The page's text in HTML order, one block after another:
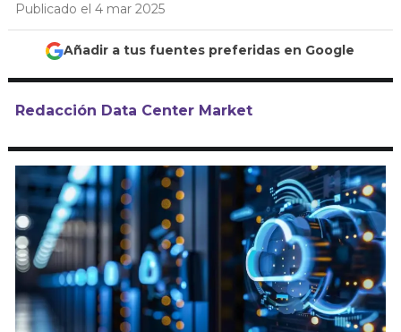
Publicado el 4 mar 2025
Añadir a tus fuentes preferidas en Google
Redacción Data Center Market